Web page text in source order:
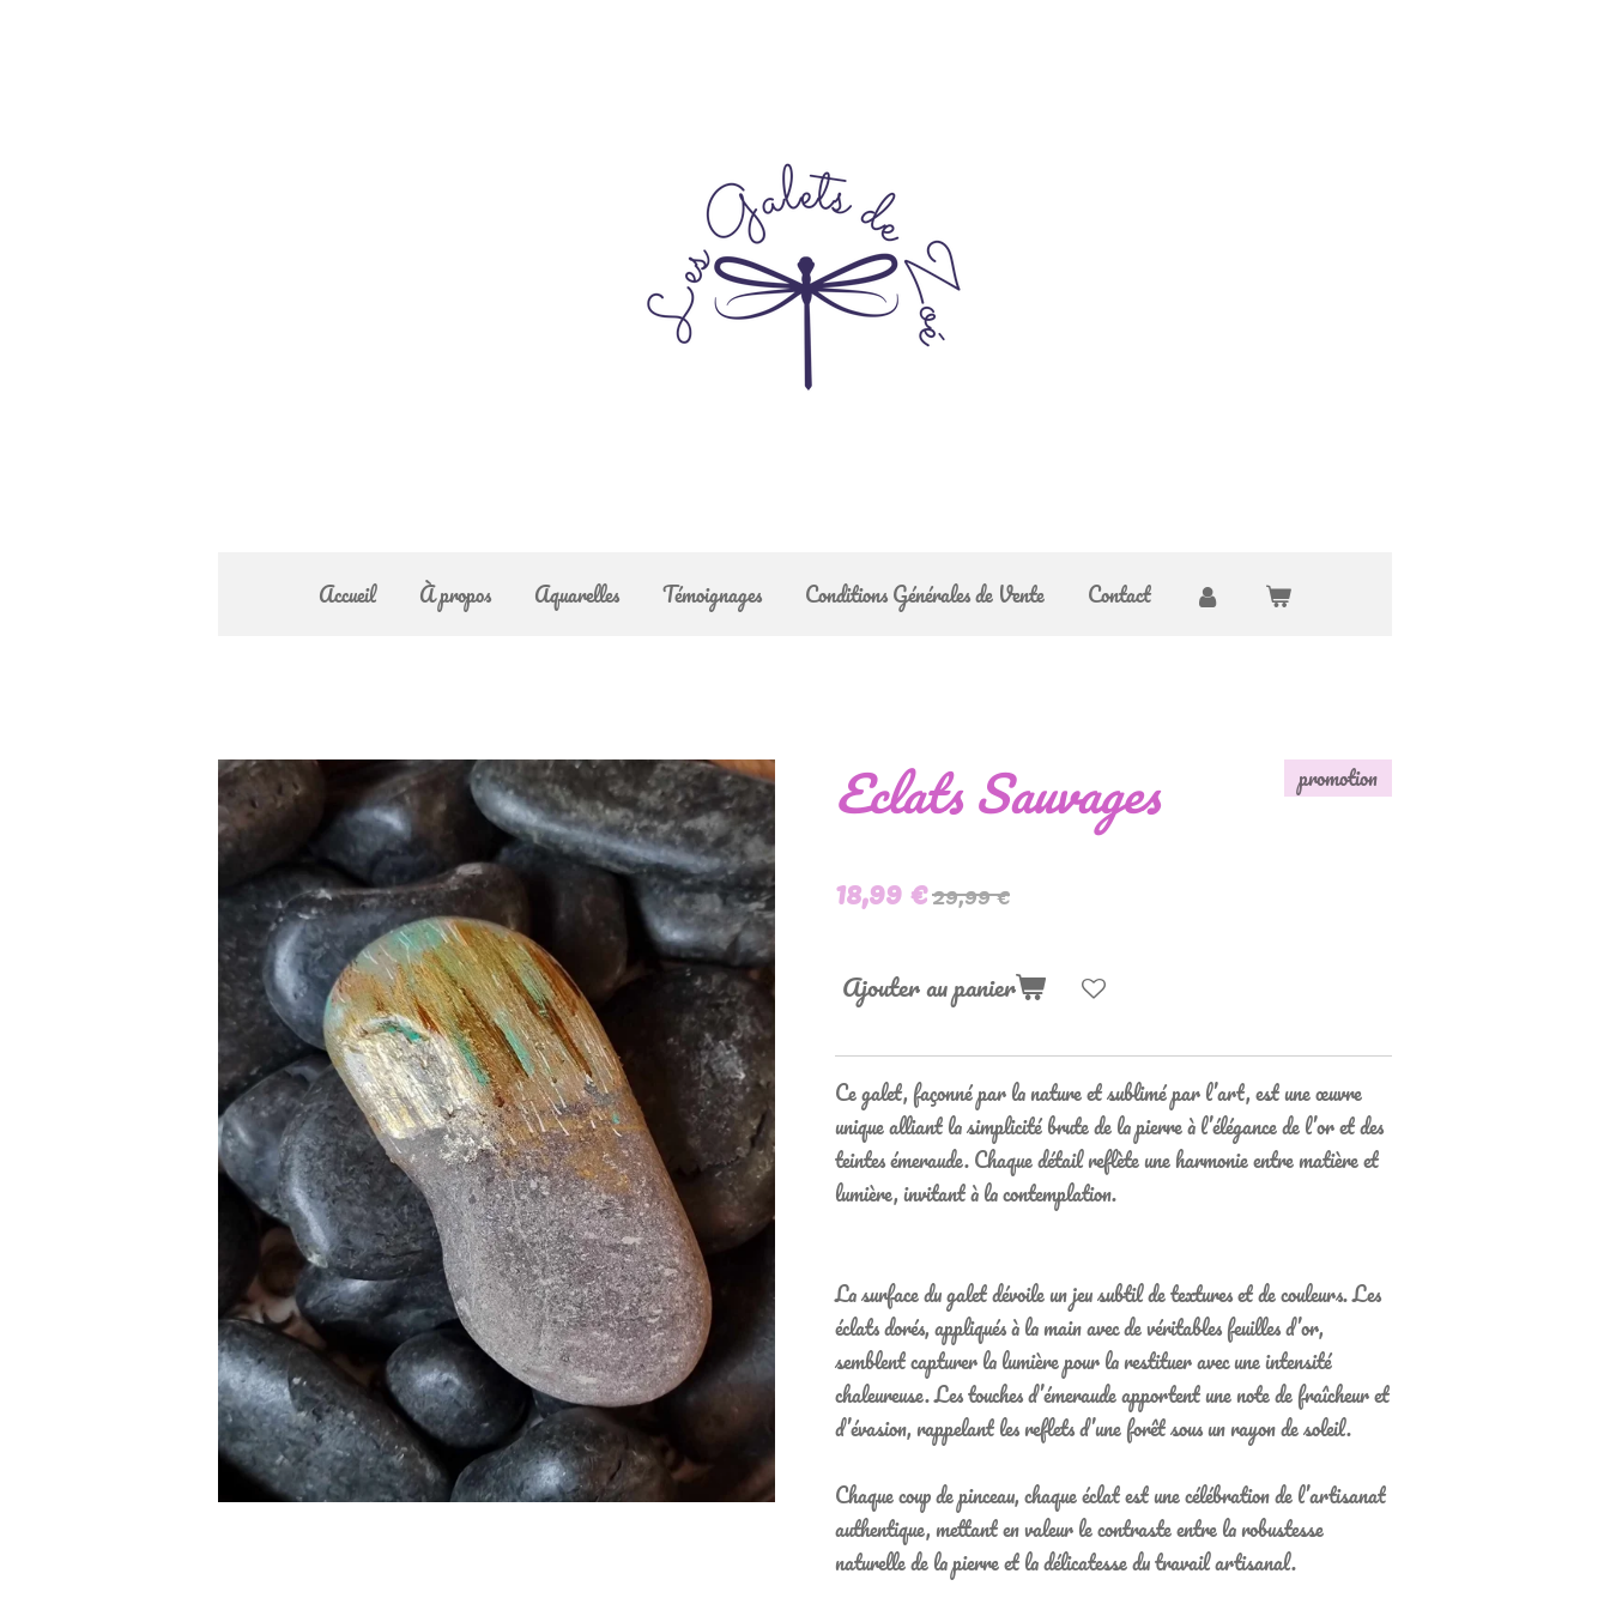
Accueil À propos Aquarelles Témoignages Conditions Générales de Vente Contact
Eclats Sauvages promotion
18,99 €29,99 €
Ajouter au panier
Ce galet, façonné par la nature et sublimé par l’art, est une œuvre
unique alliant la simplicité brute de la pierre à l’élégance de l’or et des
teintes émeraude. Chaque détail reflète une harmonie entre matière et
lumière, invitant à la contemplation.
La surface du galet dévoile un jeu subtil de textures et de couleurs. Les
éclats dorés, appliqués à la main avec de véritables feuilles d’or,
semblent capturer la lumière pour la restituer avec une intensité
chaleureuse. Les touches d’émeraude apportent une note de fraîcheur et
d’évasion, rappelant les reflets d’une forêt sous un rayon de soleil.
Chaque coup de pinceau, chaque éclat est une célébration de l’artisanat
authentique, mettant en valeur le contraste entre la robustesse
naturelle de la pierre et la délicatesse du travail artisanal.